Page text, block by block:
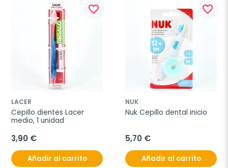
favorite_border
LACER
Cepillo dientes Lacer
medio, 1 unidad
3,90 €
Añadir al carrito
favorite_border
NUK
Nuk Cepillo dental inicio
5,70 €
Añadir al carrito